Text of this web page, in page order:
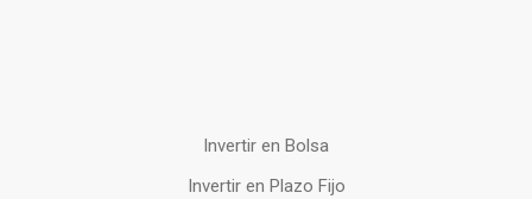
Invertir en Bolsa
Invertir en Plazo Fijo